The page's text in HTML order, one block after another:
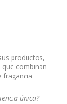
productos,
combinan
fragancia.
única?